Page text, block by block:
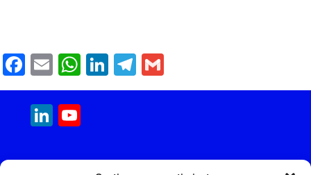
F
a
c
e
b
E
m
ai
W
h
A
Li
n
dI
T
el
a
m
LinkedIn